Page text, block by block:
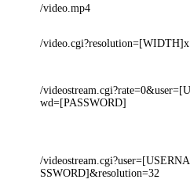
/video.mp4
/
/
wd=[PASSWORD]
/
SSWORD]&resolution=32